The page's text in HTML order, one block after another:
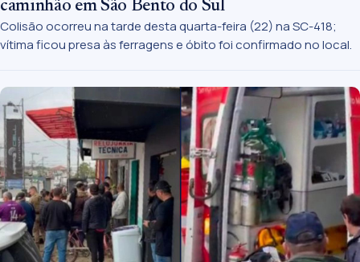
caminhão em São Bento do Sul
Colisão ocorreu na tarde desta quarta-feira (22) na SC-418;
vítima ficou presa às ferragens e óbito foi confirmado no local.